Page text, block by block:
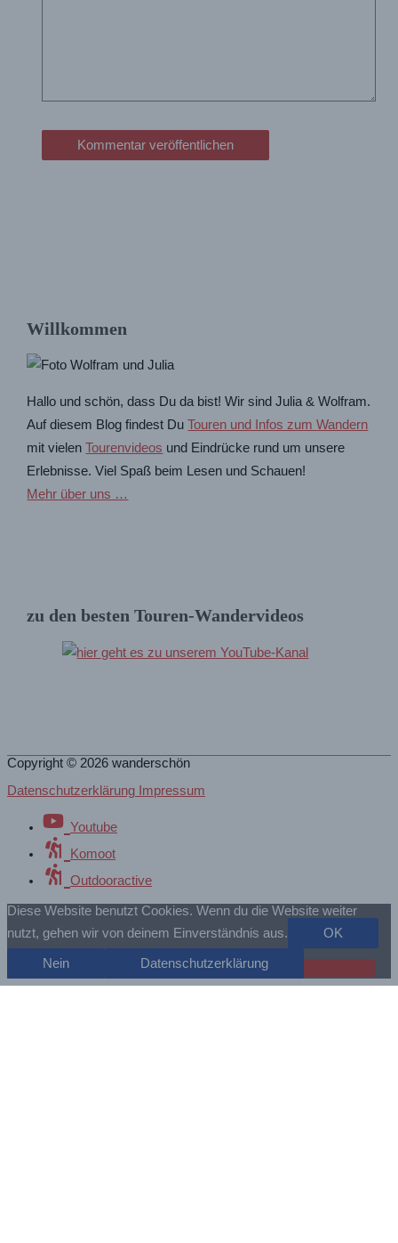
Willkommen
Hallo und schön, dass Du da bist! Wir sind Julia & Wolfram.
Auf diesem Blog findest DuTouren und Infos zum Wandern
mit vielenTourenvideos und Eindrücke rund um unsere
Erlebnisse. Viel Spaß beim Lesen und Schauen!
Mehr über uns …
zu den besten Touren-Wandervideos
Copyright © 2026 wanderschön
Datenschutzerklärung Impressum
Youtube
Komoot
Outdooractive
Diese Website benutzt Cookies. Wenn du die Website weiter
nutzt, gehen wir von deinem Einverständnis aus.
OK
Nein Datenschutzerklärung